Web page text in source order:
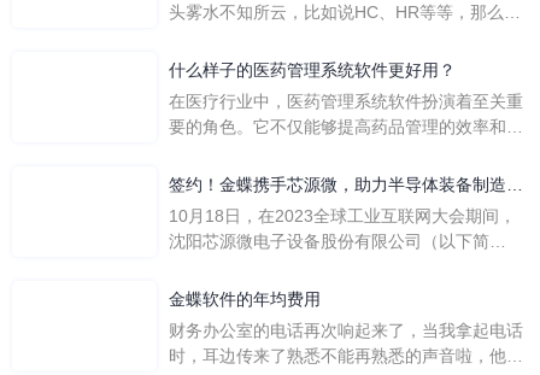
头雾水不知所云，比如说HC、HR等等，那么它
么呢？
什么样子的医药管理系统软件更好用？
在医疗行业中，医药管理系统软件扮演着至关重
要的角色。它不仅能够提高药品管理的效率和准
一个好用的医药管理系统软件应具备以下特点。
地进行操作。 复杂的
签约！金蝶携手芯源微，助力半导体装备制造领
先企业迈向世界
10月18日，在2023全球工业互联网大会期间，
沈阳芯源微电子设备股份有限公司（以下简
下简称“金蝶”）在辽宁沈阳签署战略合作协议。
营管控平台，从而实现公司产研一体化、业财一
体化，提升公司整体业务水平。
金蝶软件的年均费用
财务办公室的电话再次响起来了，当我拿起电话
时，耳边传来了熟悉不能再熟悉的声音啦，他就